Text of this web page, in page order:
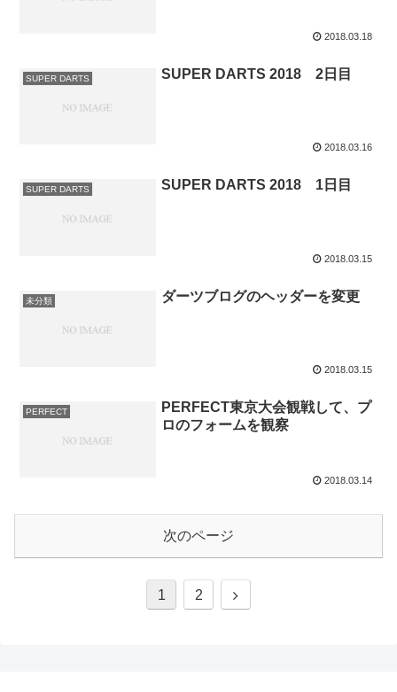
2018.03.18
SUPER DARTS SUPER DARTS 2018 2日目
2018.03.16
SUPER DARTS SUPER DARTS 2018 1日目
2018.03.15
未分類 ダーツブログのヘッダーを変更
2018.03.15
PERFECT
PERFECT東京大会観戦して、プ
ロのフォームを観察
2018.03.14
次のページ
1 2